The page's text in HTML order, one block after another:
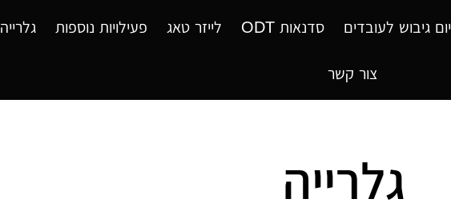
יום גיבוש לעובדים סדנאות ODT לייזר טאג פעילויות נוספות גלרייה
צור קשר
גלרייה